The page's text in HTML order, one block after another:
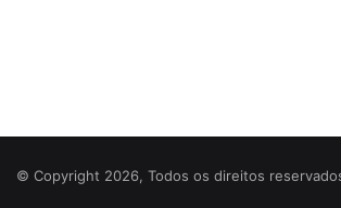
© Copyright 2026, Todos os direitos